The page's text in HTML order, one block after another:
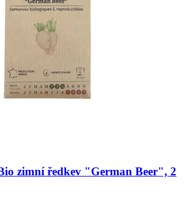
zimní ředkev "German Beer", 2